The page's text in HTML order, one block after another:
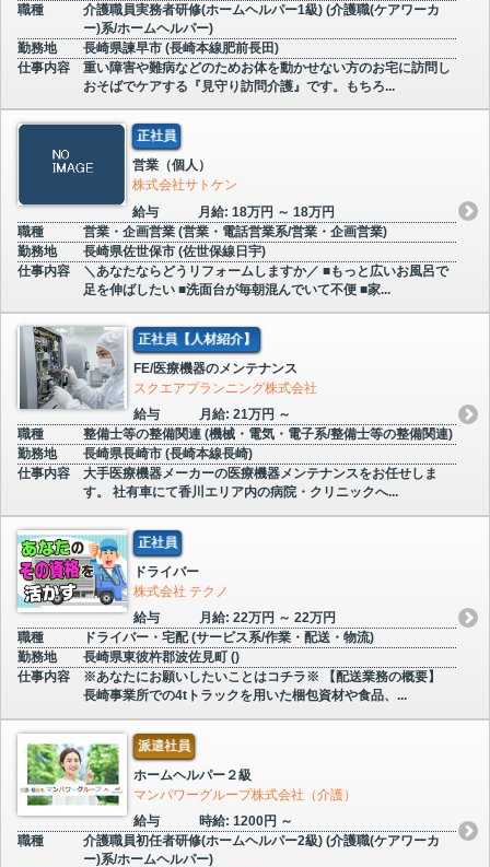
職種
介護職員実務者研修(ホームヘルパー1級) (介護職(ケアワーカ
ー)系/ホームヘルパー)
勤務地
長崎県諫早市 (長崎本線肥前長田)
仕事内容
重い障害や難病などのためお体を動かせない方のお宅に訪問し
おそばでケアする『見守り訪問介護』です。もちろ...
正社員
営業（個人）
株式会社サトケン
給与
月給: 18万円 ～ 18万円
職種
営業・企画営業 (営業・電話営業系/営業・企画営業)
勤務地
長崎県佐世保市 (佐世保線日宇)
仕事内容
＼あなたならどうリフォームしますか／ ■もっと広いお風呂で
足を伸ばしたい ■洗面台が毎朝混んでいて不便 ■家...
正社員【人材紹介】
FE/医療機器のメンテナンス
スクエアプランニング株式会社
給与
月給: 21万円 ～
職種
整備士等の整備関連 (機械・電気・電子系/整備士等の整備関連)
勤務地
長崎県長崎市 (長崎本線長崎)
仕事内容
大手医療機器メーカーの医療機器メンテナンスをお任せしま
す。 社有車にて香川エリア内の病院・クリニックへ...
正社員
ドライバー
株式会社 テクノ
給与
月給: 22万円 ～ 22万円
職種
ドライバー・宅配 (サービス系/作業・配送・物流)
勤務地
長崎県東彼杵郡波佐見町 ()
仕事内容
※あなたにお願いしたいことはコチラ※ 【配送業務の概要】
長崎事業所での4tトラックを用いた梱包資材や食品、...
派遣社員
ホームヘルパー２級
マンパワーグループ株式会社（介護）
給与
時給: 1200円 ～
職種
介護職員初任者研修(ホームヘルパー2級) (介護職(ケアワーカ
ー)系/ホームヘルパー)